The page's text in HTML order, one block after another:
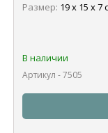
Размер: 19 х 15 х 7
В наличии
Артикул - 7505